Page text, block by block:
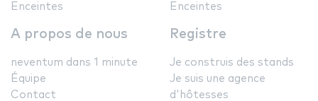
Enceintes
Enceintes
A propos de nous
neventum dans 1 minute
Équipe
Contact
Registre
Je construis des stands
Je suis une agence
d'hôtesses